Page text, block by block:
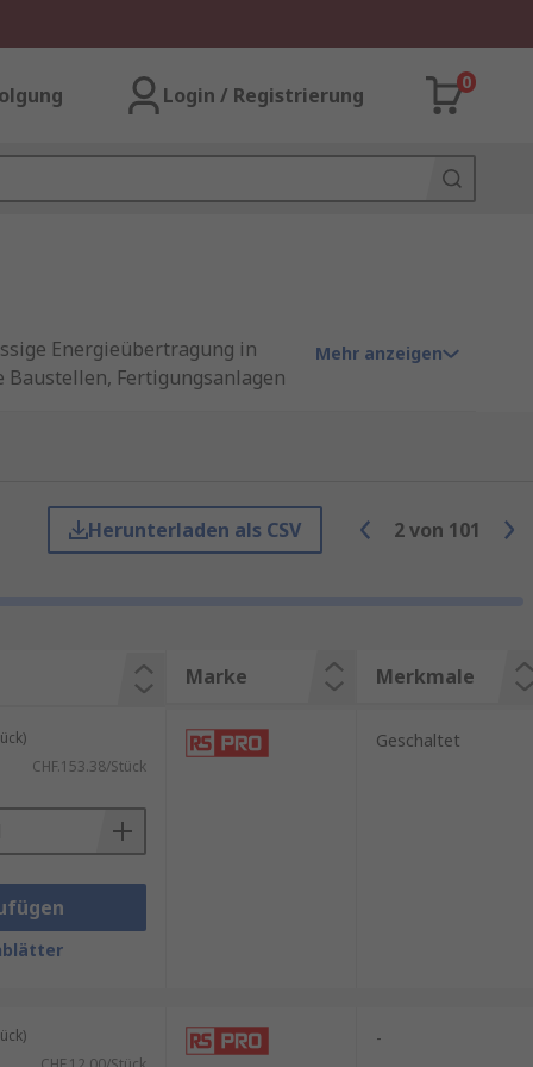
Login / Registrierung
0
Energieübertragung in
Fertigungsanlagen
eine sichere Verbindung
sind für Anwendungen
Nennstrom, Spannung,
Mehr anzeigen
Herunterladen als CSV 2von 101
Marke Merkmale
CHF.153.38/Stück
Geschaltet
-